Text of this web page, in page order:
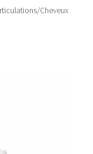
Cheveux